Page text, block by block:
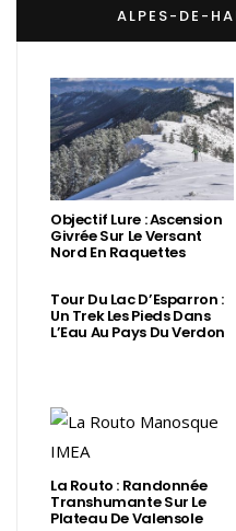
ALPES-DE-
Objectif Lure : Ascension
Givrée Sur Le Versant
Nord En Raquettes
Tour Du Lac D’Esparron :
Un Trek Les Pieds Dans
L’Eau Au Pays Du Verdon
La Routo : Randonnée
Transhumante Sur Le
Plateau De Valensole